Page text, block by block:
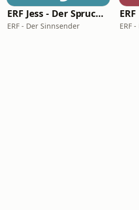
ERF Jess - Der Spruch des Tages
ERF - Der Sinnsender ERF